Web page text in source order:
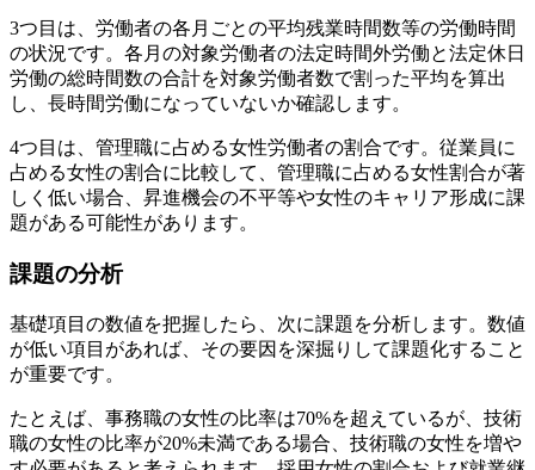
3つ目は、労働者の各月ごとの平均残業時間数等の労働時間
の状況です。各月の対象労働者の法定時間外労働と法定休日
労働の総時間数の合計を対象労働者数で割った平均を算出
し、長時間労働になっていないか確認します。
4つ目は、管理職に占める女性労働者の割合です。従業員に
占める女性の割合に比較して、管理職に占める女性割合が著
しく低い場合、昇進機会の不平等や女性のキャリア形成に課
題がある可能性があります。
課題の分析
基礎項目の数値を把握したら、次に課題を分析します。数値
が低い項目があれば、その要因を深掘りして課題化すること
が重要です。
たとえば、事務職の女性の比率は70%を超えているが、技術
職の女性の比率が20%未満である場合、技術職の女性を増や